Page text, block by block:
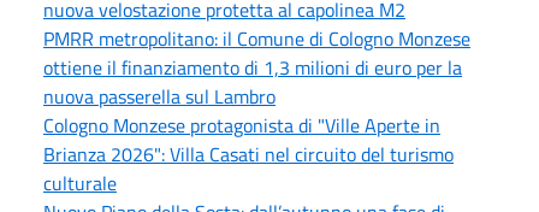
nuova velostazione protetta al capolinea M2
PMRR metropolitano: il Comune di Cologno Monzese
ottiene il finanziamento di 1,3 milioni di euro per la
nuova passerella sul Lambro
Cologno Monzese protagonista di "Ville Aperte in
Brianza 2026": Villa Casati nel circuito del turismo
culturale